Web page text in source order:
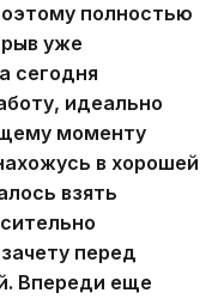
полностью
уже
сегодня
идеально
моменту
в хорошей
взять
перед
Впереди еще